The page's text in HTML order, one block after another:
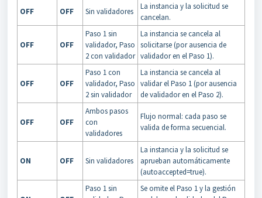
OFF OFF Sin validadores
La instancia y la solicitud se
cancelan.
OFF OFF
Paso 1 sin
validador, Paso
2 con validador
La instancia se cancela al
solicitarse (por ausencia de
validador en el Paso 1).
OFF OFF
Paso 1 con
validador, Paso
2 sin validador
La instancia se cancela al
validar el Paso 1 (por ausencia
de validador en el Paso 2).
OFF OFF
Ambos pasos
con
validadores
Flujo normal: cada paso se
valida de forma secuencial.
ON OFF Sin validadores
La instancia y la solicitud se
aprueban automáticamente
(autoaccepted=true).
Paso 1 sin
Se omite el Paso 1 y la gestión